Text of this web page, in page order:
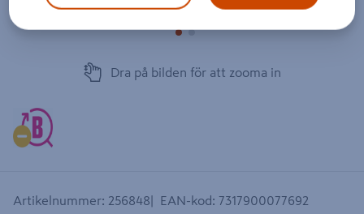
Dra på bilden för att zooma in
Artikelnummer: 256848 EAN-kod: 7317900077692